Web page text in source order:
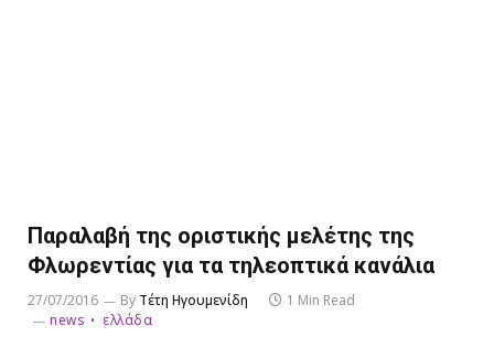
Παραλαβή της οριστικής μελέτης της
Φλωρεντίας για τα τηλεοπτικά κανάλια
27/07/2016 By Τέτη Ηγουμενίδη
1 Min Read
news
ελλάδα